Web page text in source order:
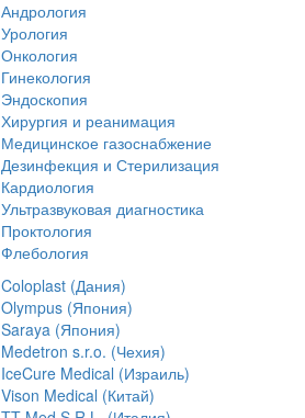
Андрология
Урология
Онкология
Гинекология
Эндоскопия
Хирургия и реанимация
Медицинское газоснабжение
Дезинфекция и Стерилизация
Кардиология
Ультразвуковая диагностика
Проктология
Флебология
Coloplast (Дания)
Olympus (Япония)
Saraya (Япония)
Medetron s.r.o. (Чехия)
IceCure Medical (Израиль)
Vison Medical (Китай)